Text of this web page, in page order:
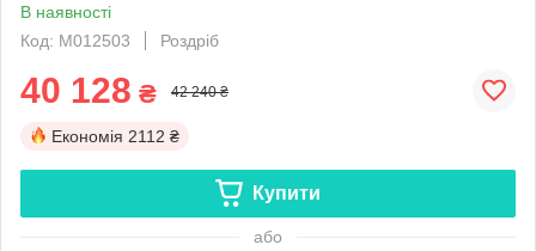
В наявності
Код: M012503
Роздріб
40 128 ₴ 42 240 ₴
Економія 2112 ₴
Купити
або